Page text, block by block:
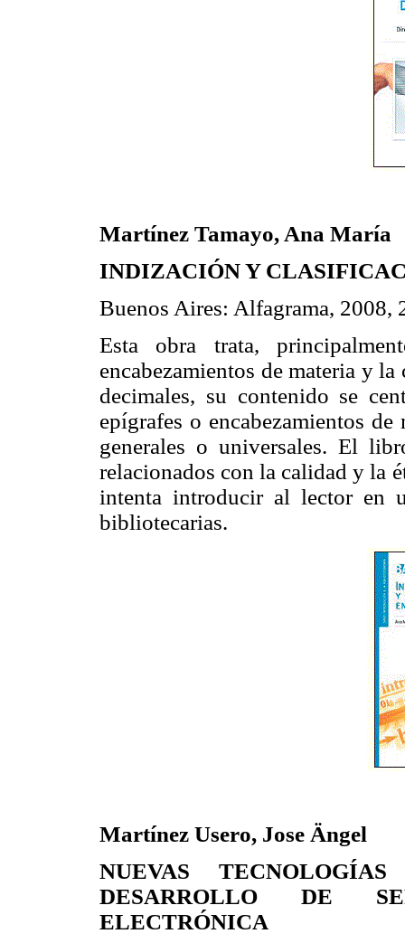
Martínez Tamayo, Ana María
INDIZACIÓN Y
Buenos Aires: Alfagrama, 2008,
Esta obra trata,
encabezamientos de materia y
decimales, su contenido se
epígrafes o encabezamientos
generales o universales. El
relacionados con la calidad y la
intenta introducir al lector en
bibliotecarias.
Martínez Usero, Jose Ängel
NUEVAS
DESARROLLO DE
ELECTRÓNICA